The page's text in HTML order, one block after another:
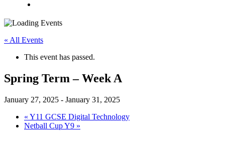
« All Events
This event has passed.
Spring Term – Week A
January 27, 2025 - January 31, 2025
« Y11 GCSE Digital Technology
Netball Cup Y9 »